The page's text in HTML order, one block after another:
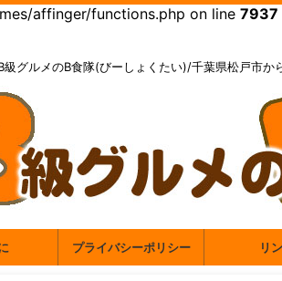
affinger/functions.php on line 7937
級グルメのB食隊(びーしょくたい)/千葉県松戸市か
プライバシーポリシー リ